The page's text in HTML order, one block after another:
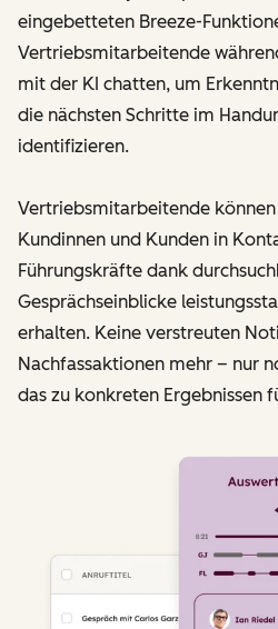
eingebetteten Breeze-
Vertriebsmitarbeitende
mit der KI chatten, um
die nächsten Schritte im
identifizieren.
Vertriebsmitarbeitende
Kundinnen und Kunden in
Führungskräfte dank
Gesprächseinblicke
erhalten. Keine verstreuten
Nachfassaktionen mehr – nur
das zu konkreten Ergebnissen